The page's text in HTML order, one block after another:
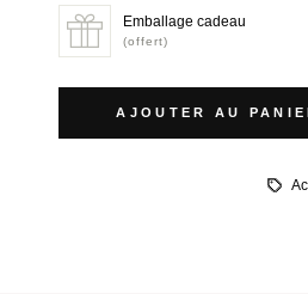
Emballage cadeau
(offert)
AJOUTER AU